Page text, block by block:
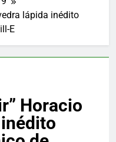
lápida inédito
E
Horacio